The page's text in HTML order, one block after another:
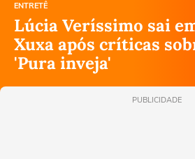
ENTRETÊ
Lúcia Veríssimo sai
Xuxa após críticas
'Pura inveja'
PUBLICIDADE